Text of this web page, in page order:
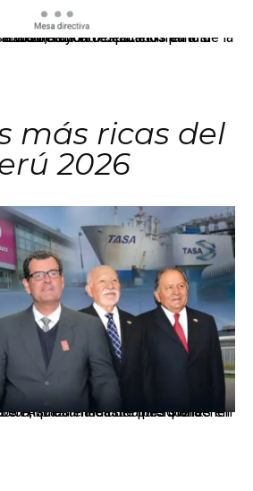
El JNE oficializó la distribución de escaños para la elección de 60 senadores y 130 diputados en las Elecciones Generales 2026, tras el restablecimiento de la Bicameralidad.
más ricas del
2026
una fuerte presencia en Áncash mediante inversiones en comercio, educación, salud e industria pesquera.